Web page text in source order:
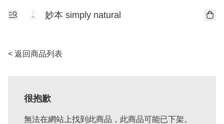
妙本 simply natural
< 返回商品列表
很抱歉
無法在網站上找到此商品，此商品可能已下架。